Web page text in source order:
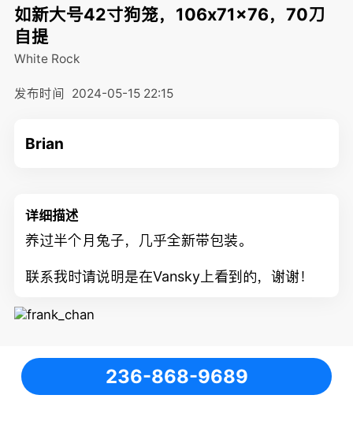
如新大号42寸狗笼，106x71x76，70刀
自提
White Rock
发布时间 2024-05-15 22:15
Brian
详细描述
养过半个月兔子，几乎全新带包装。
联系我时请说明是在Vansky上看到的，谢谢！
236-868-9689